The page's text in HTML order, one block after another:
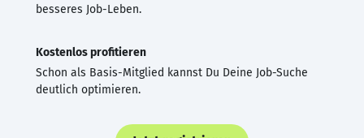
besseres Job-Leben.
Kostenlos profitieren
Schon als Basis-Mitglied kannst Du Deine Job-Suche
deutlich optimieren.